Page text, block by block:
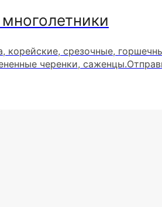
срезочные,
черенки,